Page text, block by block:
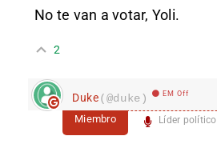
No te van a votar, Yoli.
2
Duke(@duke) EM Off
Miembro Líder político